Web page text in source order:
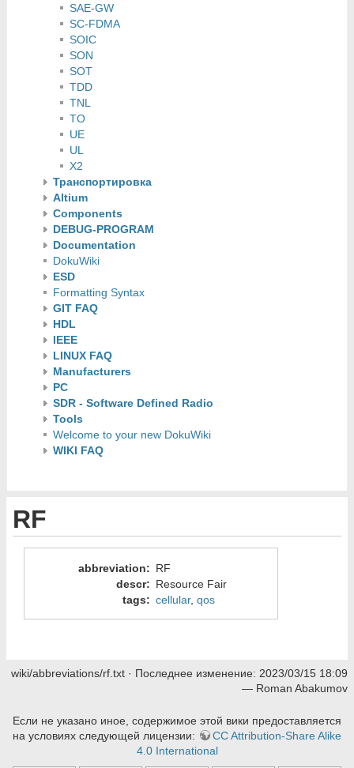
SAE-GW
SC-FDMA
SOIC
SON
SOT
TDD
TNL
TO
UE
UL
X2
Транспортировка
Altium
Components
DEBUG-PROGRAM
Documentation
DokuWiki
ESD
Formatting Syntax
GIT FAQ
HDL
IEEE
LINUX FAQ
Manufacturers
PC
SDR - Software Defined Radio
Tools
Welcome to your new DokuWiki
WIKI FAQ
RF
abbreviation: RF
descr: Resource Fair
tags: cellular, qos
wiki/abbreviations/rf.txt · Последнее изменение: 2023/03/15 18:09
— Roman Abakumov
Если не указано иное, содержимое этой вики предоставляется
на условиях следующей лицензии:
CC Attribution-Share Alike
4.0 International